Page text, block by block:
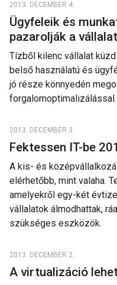
2013. DECEMBER 4.
Ügyfeleik és
pazarolják a
Tízből kilenc vállalat
belső használatú és
jó része könnyedén
forgalomoptimalizálással.
2013. DECEMBER 3.
Fektessen IT-be
A kis- és
elérhetőbb, mint valaha.
amelyekről egy-két
vállalatok álmodhattak,
szükséges eszközök.
2013. DECEMBER 2.
A virtualizáció